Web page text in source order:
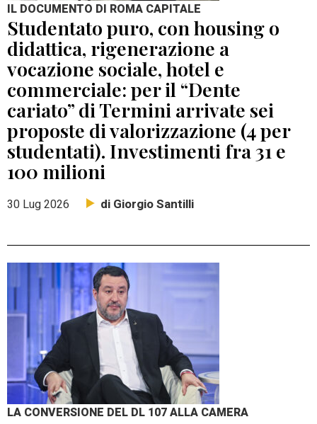
IL DOCUMENTO DI ROMA CAPITALE
Studentato puro, con housing o
didattica, rigenerazione a
vocazione sociale, hotel e
commerciale: per il “Dente
cariato” di Termini arrivate sei
proposte di valorizzazione (4 per
studentati). Investimenti fra 31 e
100 milioni
30 Lug 2026 di Giorgio Santilli
LA CONVERSIONE DEL DL 107 ALLA CAMERA